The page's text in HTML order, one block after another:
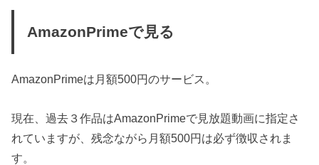
AmazonPrimeで見る
AmazonPrimeは月額500円のサービス。
現在、過去３作品はAmazonPrimeで見放題動画に指定さ
れていますが、残念ながら月額500円は必ず徴収されま
す。